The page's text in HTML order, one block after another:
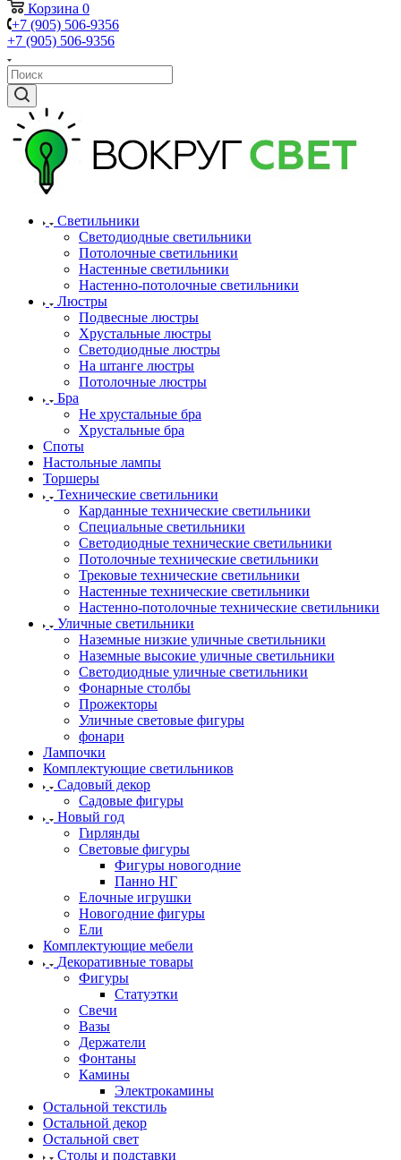
Корзина 0
+7 (905) 506-9356
+7 (905) 506-9356
Светильники
Светодиодные светильники
Потолочные светильники
Настенные светильники
Настенно-потолочные светильники
Люстры
Подвесные люстры
Хрустальные люстры
Светодиодные люстры
На штанге люстры
Потолочные люстры
Бра
Не хрустальные бра
Хрустальные бра
Споты
Настольные лампы
Торшеры
Технические светильники
Карданные технические светильники
Специальные светильники
Светодиодные технические светильники
Потолочные технические светильники
Трековые технические светильники
Настенные технические светильники
Настенно-потолочные технические светильники
Уличные светильники
Наземные низкие уличные светильники
Наземные высокие уличные светильники
Светодиодные уличные светильники
Фонарные столбы
Прожекторы
Уличные световые фигуры
фонари
Лампочки
Комплектующие светильников
Садовый декор
Садовые фигуры
Новый год
Гирлянды
Световые фигуры
Фигуры новогодние
Панно НГ
Елочные игрушки
Новогодние фигуры
Ели
Комплектующие мебели
Декоративные товары
Фигуры
Статуэтки
Свечи
Вазы
Держатели
Фонтаны
Камины
Электрокамины
Остальной текстиль
Остальной декор
Остальной свет
Столы и подставки